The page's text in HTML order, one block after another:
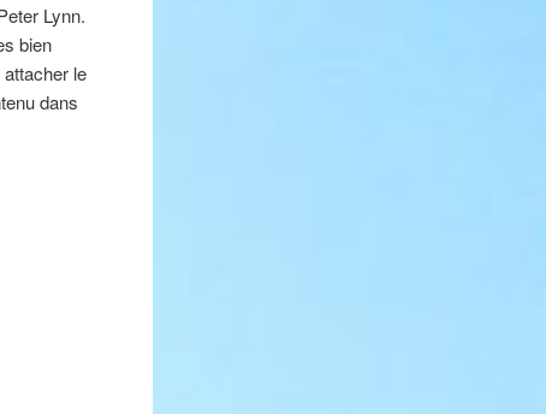
Lynn.
bien
le
dans